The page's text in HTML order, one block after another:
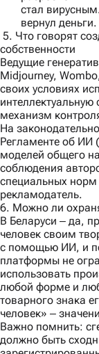
стал
вернул деньги.
5. Что говорят
собственности
Ведущие
Midjourney,
своих условиях
механизм
На
Регламенте об ИИ
моделей общего
соблюдения
специальных норм
рекламодатель.
6. Можно ли
В Беларуси ‒ да,
человек своим
с помощью ИИ, и
платформы не
использовать
любой форме и
товарного знака
человек» ‒
Важно помнить:
должно быть